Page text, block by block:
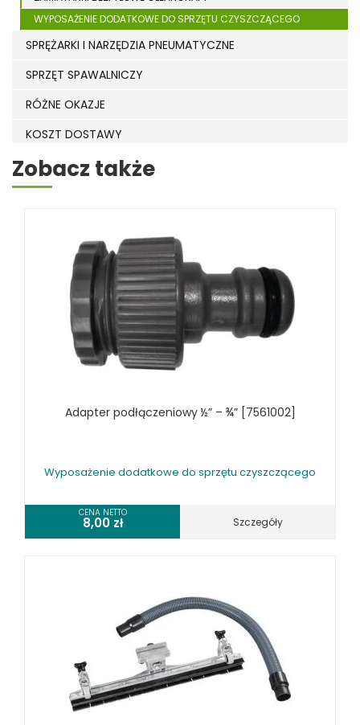
WYPOSAŻENIE DODATKOWE DO SPRZĘTU CZYSZCZĄCEGO
SPRĘŻARKI I NARZĘDZIA PNEUMATYCZNE
SPRZĘT SPAWALNICZY
RÓŻNE OKAZJE
KOSZT DOSTAWY
Zobacz także
Adapter podłączeniowy ½” – ¾” [7561002]
Wyposażenie dodatkowe do sprzętu czyszczącego
CENA NETTO
8,00 zł Szczegóły